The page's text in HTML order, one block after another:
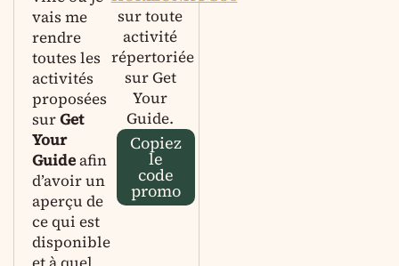
vais me
rendre
toutes les
activités
proposées
surGet
Your
Guideafin
d’avoir un
aperçu de
ce qui est
disponible
sur toute
activité
répertoriée
sur Get
Your
Guide.
Copiez
le
code
promo